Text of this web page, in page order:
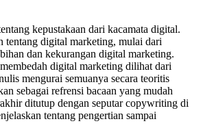
kepustakaan dari kacamata digital.
tentang digital marketing, mulai dari
dan kekurangan digital marketing.
digital marketing dilihat dari
mengurai semuanya secara teoritis
sebagai refrensi bacaan yang mudah
ditutup dengan seputar copywriting di
tentang pengertian sampai